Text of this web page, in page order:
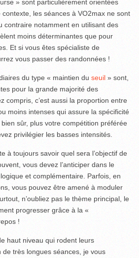
» sont particulièrement orientées
contexte, les séances à VO2max ne sont
contraire notamment en utilisant des
moins déterminantes que pour
Et si vous êtes spécialiste de
vous passer des randonnées !
du type « maintien du seuil » sont,
pour la grande majorité des
compris, c’est aussi la proportion entre
moins intenses qui assure la spécificité
sûr, plus votre compétition préférée
privilégier les basses intensités.
à toujours savoir quel sera l’objectif de
vous devez l’anticiper dans le
et complémentaire. Parfois, en
vous pouvez être amené à moduler
n’oubliez pas le thème principal, le
progresser grâce à la «
!
haut niveau qui rodent leurs
de très longues séances, je vous